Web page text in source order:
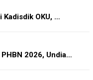
Kadisdik OKU, …
2026, Undia…